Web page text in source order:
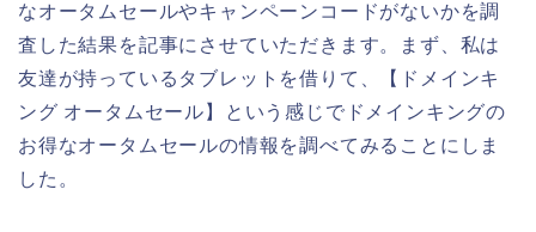
なオータムセールやキャンペーンコードがないかを調
査した結果を記事にさせていただきます。まず、私は
友達が持っているタブレットを借りて、【ドメインキ
ング オータムセール】という感じでドメインキングの
お得なオータムセールの情報を調べてみることにしま
した。